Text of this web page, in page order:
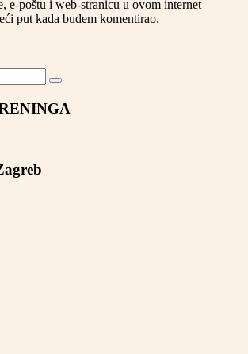
e-poštu i web-stranicu u ovom internet
put kada budem komentirao.